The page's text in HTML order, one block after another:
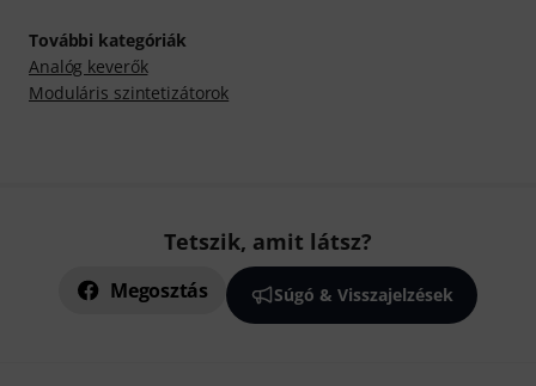
További kategóriák
Analóg keverők
Moduláris szintetizátorok
Tetszik, amit látsz?
Megosztás Súgó & Visszajelzések